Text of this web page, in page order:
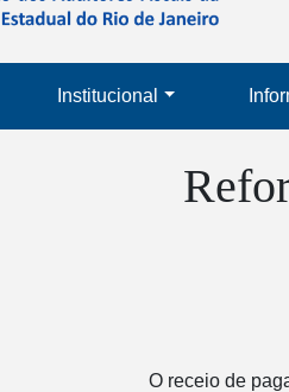
Institucional
O receio de